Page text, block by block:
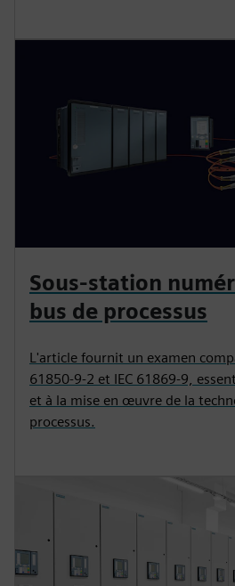
Sous-station
bus de processus
L'article fournit un examen
61850-9-2 et IEC 61869-9,
et à la mise en œuvre de la
processus.